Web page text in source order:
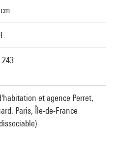
et agence Perret,
Paris, Île-de-France